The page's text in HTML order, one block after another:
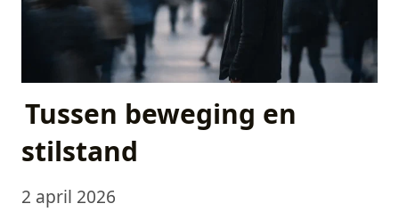
Tussen beweging en
stilstand
2 april 2026